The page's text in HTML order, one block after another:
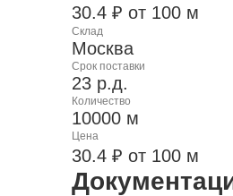
30.4 ₽ от 100 м
Склад
Москва
Срок поставки
23 р.д.
Количество
10000 м
Цена
30.4 ₽ от 100 м